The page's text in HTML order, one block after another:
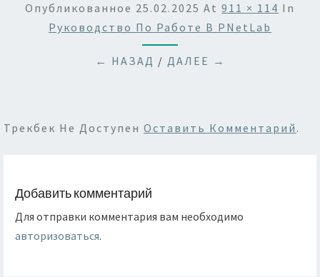
Опубликованное 25.02.2025 At 911 × 114 In
Руководство По Работе В PNetLab
← НАЗАД / ДАЛЕЕ →
Трекбек Не Доступен Оставить Комментарий .
Добавить комментарий
Для отправки комментария вам необходимо
авторизоваться.